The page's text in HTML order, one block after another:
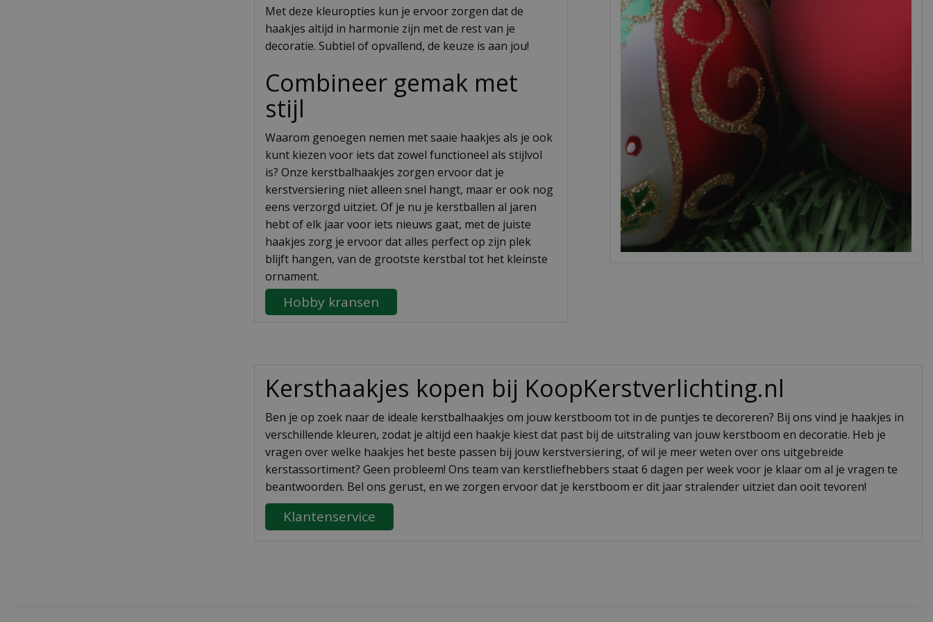
Met deze kleuropties kun je ervoor zorgen dat de
haakjes altijd in harmonie zijn met de rest van je
decoratie. Subtiel of opvallend, de keuze is aan jou!
Combineer gemak met
stijl
Waarom genoegen nemen met saaie haakjes als je ook
kunt kiezen voor iets dat zowel functioneel als stijlvol
is? Onze kerstbalhaakjes zorgen ervoor dat je
kerstversiering niet alleen snel hangt, maar er ook nog
eens verzorgd uitziet. Of je nu je kerstballen al jaren
hebt of elk jaar voor iets nieuws gaat, met de juiste
haakjes zorg je ervoor dat alles perfect op zijn plek
blijft hangen, van de grootste kerstbal tot het kleinste
ornament.
Hobby kransen
Kersthaakjes kopen bij KoopKerstverlichting.nl
Ben je op zoek naar de ideale kerstbalhaakjes om jouw kerstboom tot in de puntjes te decoreren? Bij ons vind je haakjes in
verschillende kleuren, zodat je altijd een haakje kiest dat past bij de uitstraling van jouw kerstboom en decoratie. Heb je
vragen over welke haakjes het beste passen bij jouw kerstversiering, of wil je meer weten over ons uitgebreide
kerstassortiment? Geen probleem! Ons team van kerstliefhebbers staat 6 dagen per week voor je klaar om al je vragen te
beantwoorden. Bel ons gerust, en we zorgen ervoor dat je kerstboom er dit jaar stralender uitziet dan ooit tevoren!
Klantenservice